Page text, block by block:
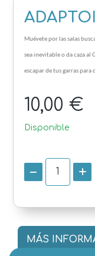
Muévete por las salas
sea inevitable o da caza al
escapar de tus garras para
10,00 €
Disponible
MÁS